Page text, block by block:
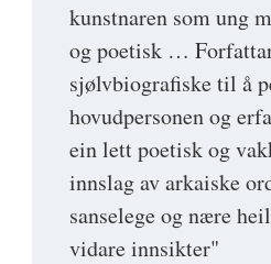
kunstnaren som ung
og poetisk …
sjølvbiografiske til å
hovudpersonen og
ein lett poetisk og
innslag av arkaiske
sanselege og nære
vidare innsikter"